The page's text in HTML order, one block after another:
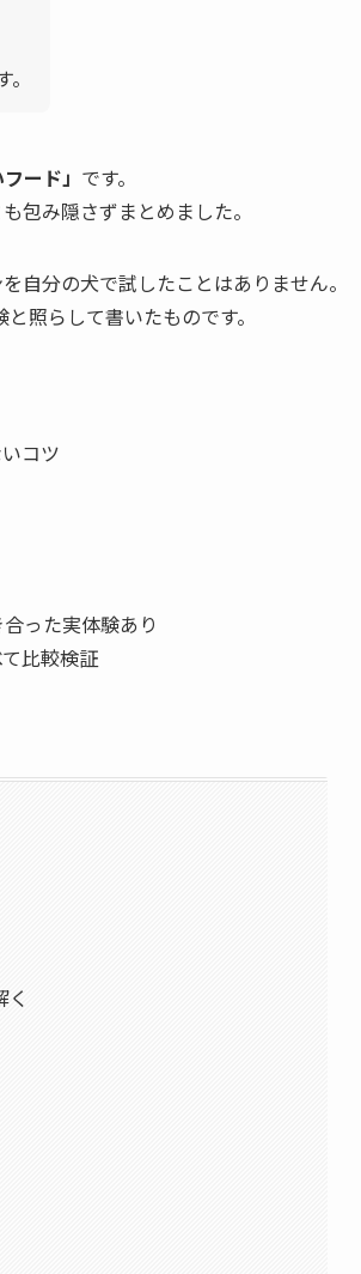
ード」 です。
包み隠さずまとめました。
自分の犬で試したことはありません。
照らして書いたものです。
コツ
った実体験あり
比較検証